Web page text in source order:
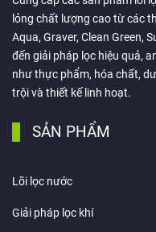
lỏng chất lượng cao từ các
Aqua, Graver, Clean Green,
đến giải pháp lọc hiệu quả,
như thực phẩm, hóa chất,
trội và thiết kế linh hoạt.
SẢN PHẨM
Lõi lọc nước
Giải pháp lọc khí